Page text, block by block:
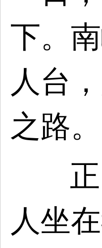
下。
人台
之路。
人坐